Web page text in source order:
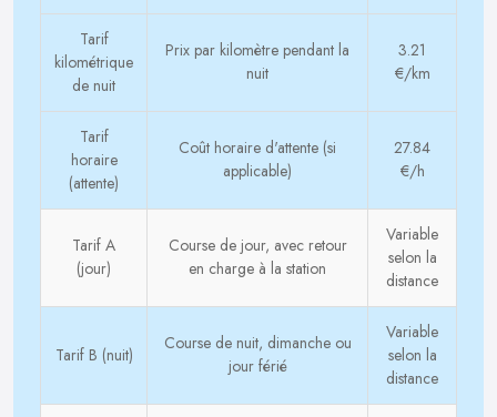
Tarif
kilométrique
de nuit
Prix par kilomètre pendant la
nuit
3.21
€/km
Tarif
horaire
(attente)
Coût horaire d'attente (si
applicable)
27.84
€/h
Tarif A
(jour)
Course de jour, avec retour
en charge à la station
Variable
selon la
distance
Tarif B (nuit)
Course de nuit, dimanche ou
jour férié
Variable
selon la
distance